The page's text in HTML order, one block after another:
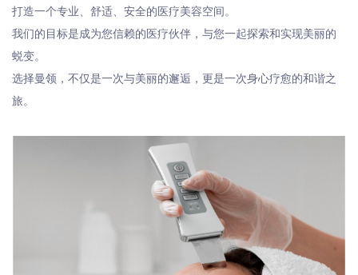
打造一个专业、舒适、安全的医疗美容空间。
我们的目标是成为您信赖的医疗伙伴，与您一起探索和实现美丽的
蜕变。
选择曼领，不仅是一次与美丽的邂逅，更是一次身心疗愈的和谐之
旅。